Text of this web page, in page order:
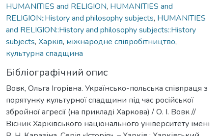
HUMANITIES and RELIGION, HUMANITIES and
RELIGION::History and philosophy subjects, HUMANITIES
and RELIGION::History and philosophy subjects::History
subjects, Харків, міжнародне співробітництво,
культурна спадщина
Бібліографічний опис
Вовк, Ольга Ігорівна. Українсько-польська співпраця з
порятунку культурної спадщини під час російської
збройної агресії (на прикладі Харкова) / О. І. Вовк //
Вісник Харківського національного університету імені